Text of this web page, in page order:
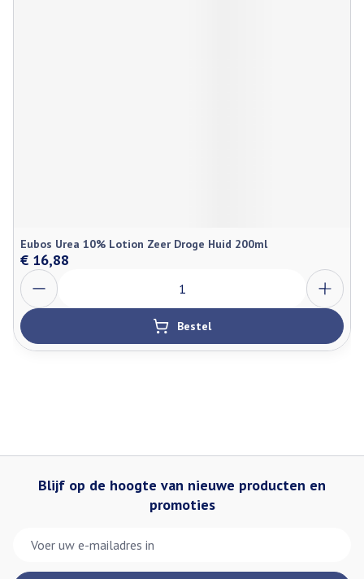
Eubos Urea 10% Lotion Zeer Droge Huid 200ml
€ 16,88
Aantal
Bestel
Blijf op de hoogte van nieuwe producten en
promoties